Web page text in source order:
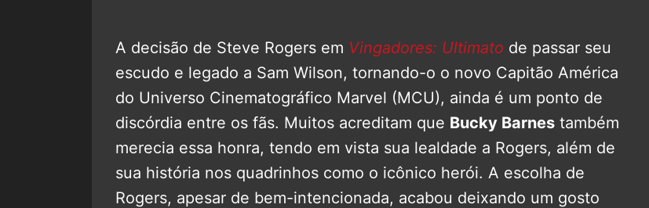
A decisão de Steve Rogers em Vingadores: Ultimato de passar seu
escudo e legado a Sam Wilson, tornando-o o novo Capitão América
do Universo Cinematográfico Marvel (MCU), ainda é um ponto de
discórdia entre os fãs. Muitos acreditam que Bucky Barnes também
merecia essa honra, tendo em vista sua lealdade a Rogers, além de
sua história nos quadrinhos como o icônico herói. A escolha de
Rogers, apesar de bem-intencionada, acabou deixando um gosto